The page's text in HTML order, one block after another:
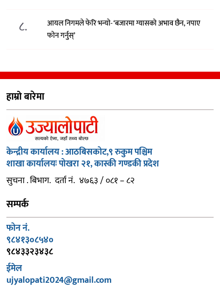
८.
आयल निगमले फेरि भन्याे- ‘बजारमा ग्यासको अभाव छैन, नपाए
फोन गर्नुस्’
हाम्रो बारेमा
केन्द्रीय कार्यालय : आठबिसकोट,९ रुकुम पश्चिम
शाखा कार्यालयः पोखरा २१, कास्की गण्डकी प्रदेश
सुचना . बिभाग. दर्ता नं. ४७६३ / ०८१ – ८२
सम्पर्क
फोन नं.
९८४१३०८५४०
९८४३३२३४३८
ईमेल
ujyalopati2024@gmail.com